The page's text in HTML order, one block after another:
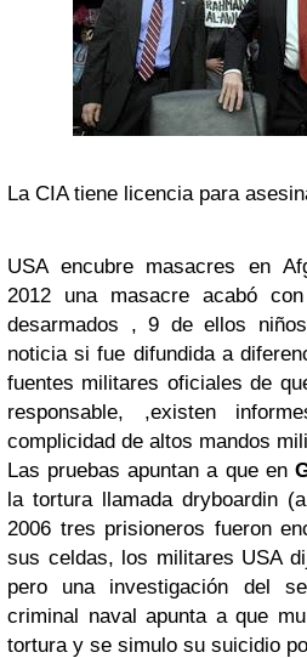
La CIA tiene licencia para
USA encubre masacres en
2012 una masacre acabó
desarmados , 9 de ellos
noticia si fue difundida a
fuentes militares oficiales de
responsable, ,existen
complicidad de altos mandos
Las pruebas apuntan a que en
la tortura llamada dryboardin
2006 tres prisioneros fueron
sus celdas, los militares USA
pero una investigación del
criminal naval apunta a que
tortura y se simulo su suicidio